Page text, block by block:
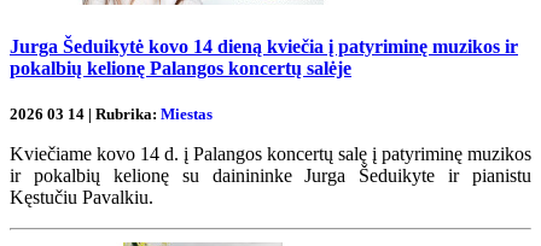
Jurga Šeduikytė kovo 14 dieną kviečia į patyriminę muzikos ir
pokalbių kelionę Palangos koncertų salėje
2026 03 14 | Rubrika: Miestas
Kviečiame kovo 14 d. į Palangos koncertų salę į patyriminę muzikos
ir pokalbių kelionę su dainininke Jurga Šeduikyte ir pianistu
Kęstučiu Pavalkiu.